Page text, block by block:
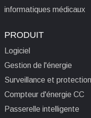
informatiques médicaux
PRODUIT
Logiciel
Gestion de l'énergie
Surveillance et
Compteur d'énergie CC
Passerelle intelligente